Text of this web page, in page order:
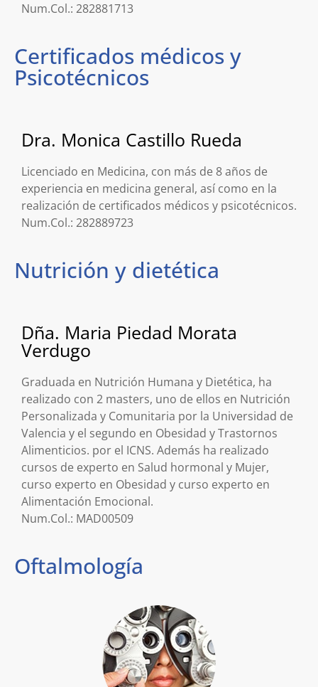
Num.Col.: 282881713
Certificados médicos y
Psicotécnicos
Dra. Monica Castillo Rueda
Licenciado en Medicina, con más de 8 años de
experiencia en medicina general, así como en la
realización de certificados médicos y psicotécnicos.
Num.Col.: 282889723
Nutrición y dietética
Dña. Maria Piedad Morata
Verdugo
Graduada en Nutrición Humana y Dietética, ha
realizado con 2 masters, uno de ellos en Nutrición
Personalizada y Comunitaria por la Universidad de
Valencia y el segundo en Obesidad y Trastornos
Alimenticios. por el ICNS. Además ha realizado
cursos de experto en Salud hormonal y Mujer,
curso experto en Obesidad y curso experto en
Alimentación Emocional.
Num.Col.: MAD00509
Oftalmología